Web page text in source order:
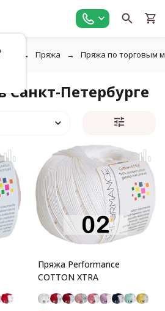
Пряжа Пряжа по торговым
Санкт-Петербурге
Пряжа Performance
COTTON XTRA